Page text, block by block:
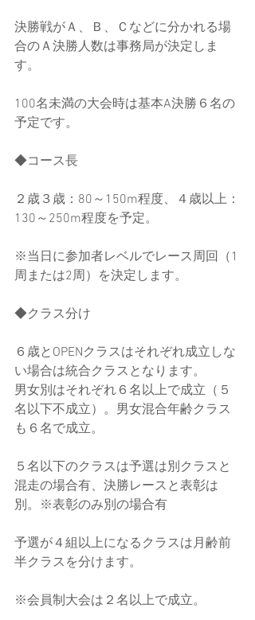
決勝戦がＡ、Ｂ、Ｃなどに分かれる場
合のＡ決勝人数は事務局が決定しま
す。
100名未満の大会時は基本A決勝６名の
予定です。
◆コース長
２歳３歳：80～150m程度、４歳以上：
130～250m程度を予定。
※当日に参加者レベルでレース周回（1
周または2周）を決定します。
◆クラス分け
６歳とOPENクラスはそれぞれ成立しな
い場合は統合クラスとなります。
男女別はそれぞれ６名以上で成立（５
名以下不成立）。男女混合年齢クラス
も６名で成立。
５名以下のクラスは予選は別クラスと
混走の場合有、決勝レースと表彰は
別。※表彰のみ別の場合有
予選が４組以上になるクラスは月齢前
半クラスを分けます。
※会員制大会は２名以上で成立。